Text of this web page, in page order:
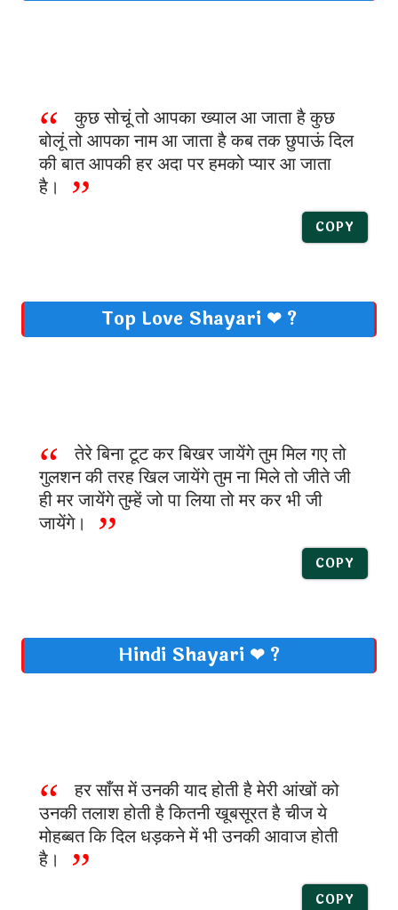
कुछ सोचूं तो आपका ख्याल आ जाता है कुछ
बोलूं तो आपका नाम आ जाता है कब तक छुपाऊं दिल
की बात आपकी हर अदा पर हमको प्यार आ जाता
है।
COPY
Top Love Shayari ❤ ?
तेरे बिना टूट कर बिखर जायेंगे तुम मिल गए तो
गुलशन की तरह खिल जायेंगे तुम ना मिले तो जीते जी
ही मर जायेंगे तुम्हें जो पा लिया तो मर कर भी जी
जायेंगे।
COPY
Hindi Shayari ❤ ?
हर साँस में उनकी याद होती है मेरी आंखों को
उनकी तलाश होती है कितनी खूबसूरत है चीज ये
मोहब्बत कि दिल धड़कने में भी उनकी आवाज होती
है।
COPY